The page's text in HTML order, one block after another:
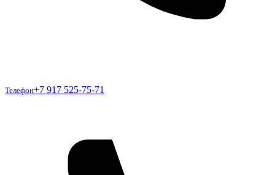
Телефон
Телефон+7 917 525-75-71